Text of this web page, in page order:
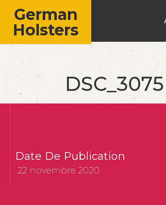
German
Holsters
DSC_3075
Date De Publication
22 novembre 2020